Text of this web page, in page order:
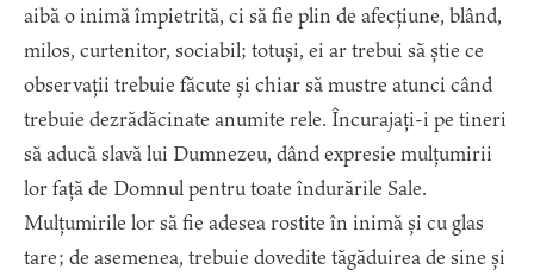
aibă o inimă împietrită, ci să fie plin de afecțiune, blând,
milos, curtenitor, sociabil; totuși, ei ar trebui să știe ce
observații trebuie făcute și chiar să mustre atunci când
trebuie dezrădăcinate anumite rele. Încurajați-i pe tineri
să aducă slavă lui Dumnezeu, dând expresie mulțumirii
lor față de Domnul pentru toate îndurările Sale.
Mulțumirile lor să fie adesea rostite în inimă și cu glas
tare; de asemenea, trebuie dovedite tăgăduirea de sine și